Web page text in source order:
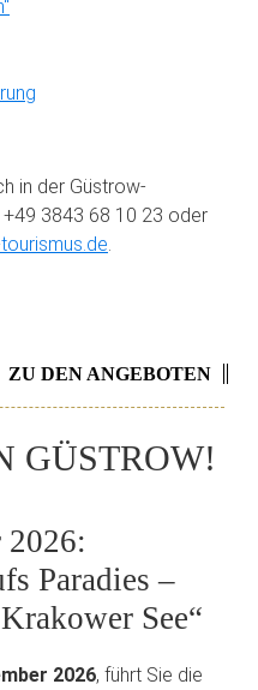
in der Güstrow-
3843 68 10 23 oder
ZU DEN ANGEBOTEN
GÜSTROW!
2026:
Paradies –
See“
2026, führt Sie die